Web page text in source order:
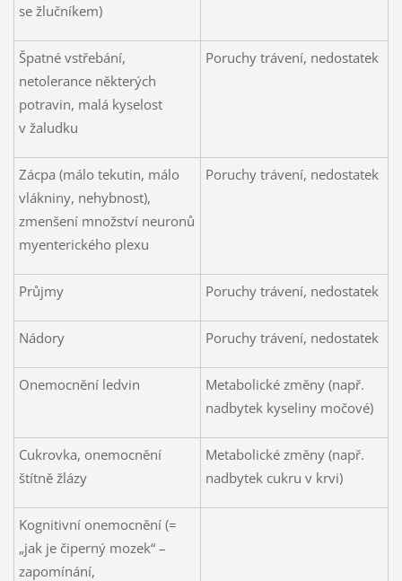
se žlučníkem)
Špatné vstřebání,
netolerance některých
potravin, malá kyselost
v žaludku
Poruchy trávení, nedostatek
Zácpa (málo tekutin, málo
vlákniny, nehybnost),
zmenšení množství neuronů
myenterického plexu
Poruchy trávení, nedostatek
Průjmy Poruchy trávení, nedostatek
Nádory Poruchy trávení, nedostatek
Onemocnění ledvin
Metabolické změny (např.
nadbytek kyseliny močové)
Cukrovka, onemocnění
štítně žlázy
Metabolické změny (např.
nadbytek cukru v krvi)
Kognitivní onemocnění (=
„jak je čiperný mozek“ –
zapomínání,